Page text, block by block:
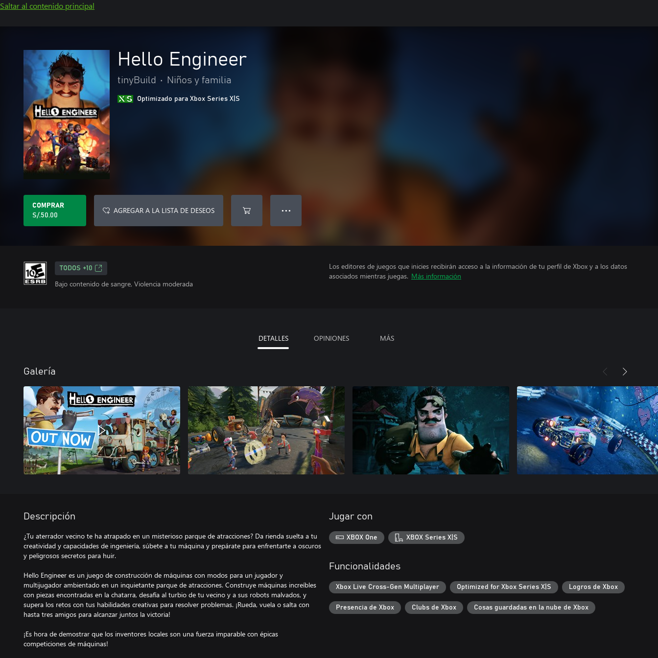
Saltar al contenido principal
Hello Engineer
tinyBuild • Niños y familia
Optimizado para Xbox Series X|S
COMPRAR
S/.50.00
AGREGAR A LA LISTA DE DESEOS ● ● ●
TODOS +10
Bajo contenido de sangre, Violencia moderada
Los editores de juegos que inicies recibirán acceso a la información de tu perfil de Xbox y a los datos
asociados mientras juegas. Más información
DETALLES OPINIONES MÁS
Galería
Descripción
¿Tu aterrador vecino te ha atrapado en un misterioso parque de atracciones? Da rienda suelta a tu
creatividad y capacidades de ingeniería, súbete a tu máquina y prepárate para enfrentarte a oscuros
y peligrosos secretos para huir.
Hello Engineer es un juego de construcción de máquinas con modos para un jugador y
multijugador ambientado en un inquietante parque de atracciones. Construye máquinas increíbles
con piezas encontradas en la chatarra, desafía al turbio de tu vecino y a sus robots malvados, y
supera los retos con tus habilidades creativas para resolver problemas. ¡Rueda, vuela o salta con
hasta tres amigos para alcanzar juntos la victoria!
¡Es hora de demostrar que los inventores locales son una fuerza imparable con épicas
competiciones de máquinas!
Jugar con
XBOX One XBOX Series X|S
Funcionalidades
Xbox Live Cross-Gen Multiplayer Optimized for Xbox Series X|S Logros de Xbox
Presencia de Xbox Clubs de Xbox Cosas guardadas en la nube de Xbox